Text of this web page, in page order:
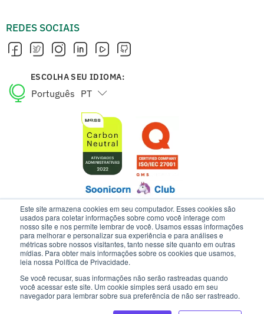
Este site armazena cookies em seu computador. Esses cookies são
usados para coletar informações sobre como você interage com
nosso site e nos permite lembrar de você. Usamos essas informações
para melhorar e personalizar sua experiência e para análises e
métricas sobre nossos visitantes, tanto nesse site quanto em outras
mídias. Para obter mais informações sobre os cookies que usamos,
leia nossa Política de Privacidade.
Se você recusar, suas informações não serão rastreadas quando
você acessar este site. Um cookie simples será usado em seu
navegador para lembrar sobre sua preferência de não ser rastreado.
REDES SOCIAIS
ESCOLHA SEU IDIOMA:
Português PT
English EN
ESTE SITE USA COOKIES E DADOS PESSOAIS DE ACORDO COM OS
NOSSOS TERMOS DE USO E AVISO DE PRIVACIDADE.
INTELIPOST | TODOS OS DIREITOS RESERVADOS